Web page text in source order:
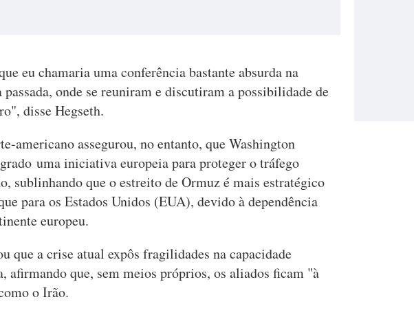
eu chamaria uma conferência bastante absurda na
passada, onde se reuniram e discutiram a possibilidade de
disse Hegseth.
americano assegurou, no entanto, que Washington
uma iniciativa europeia para proteger o tráfego
sublinhando que o estreito de Ormuz é mais estratégico
para os Estados Unidos (EUA), devido à dependência
europeu.
que a crise atual expôs fragilidades na capacidade
afirmando que, sem meios próprios, os aliados ficam "à
o Irão.